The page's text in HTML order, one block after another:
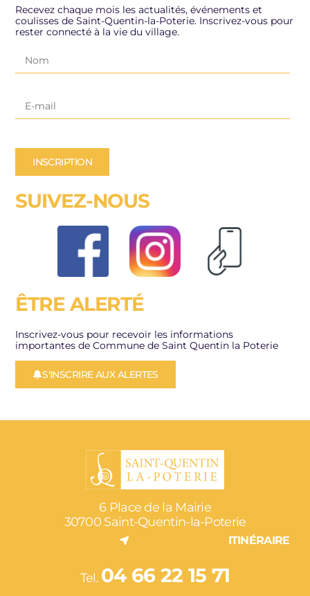
Recevez chaque mois les actualités, événements et
coulisses de Saint-Quentin-la-Poterie. Inscrivez-vous pour
rester connecté à la vie du village.
INSCRIPTION
SUIVEZ-NOUS
ÊTRE ALERTÉ
Inscrivez-vous pour recevoir les informations
importantes de Commune de Saint Quentin la Poterie
S'INSCRIRE AUX ALERTES
6 Place de la Mairie
30700 Saint-Quentin-la-Poterie
ITINÉRAIRE
Tel. 04 66 22 15 71